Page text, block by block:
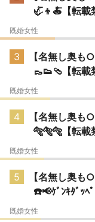
🦏👦🍝【転載
既婚女性
3
【名無し奥
👞👟🩴【転載
既婚女性
4
【名無し奥
🐅🐅🐅【転載
既婚女性
5
【名無し奥
☎️📢ｹﾞﾝｷﾀﾞｯﾍ
既婚女性